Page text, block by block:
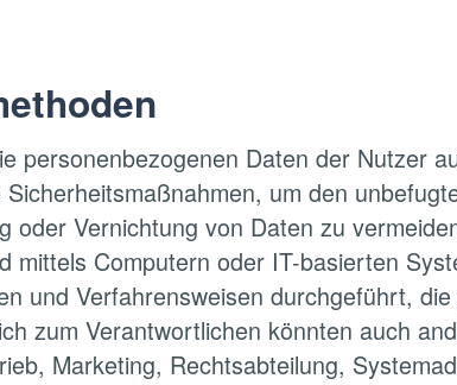
personenbezogenen Daten der Nutzer
um den
oder Vernichtung von Daten zu
mittels Computern oder IT-basierten
und Verfahrensweisen durchgeführt,
zum Verantwortlichen könnten auch
Marketing, Rechtsabteilung,